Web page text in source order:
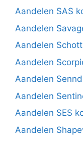
Aandelen SAS
Aandelen
Aandelen
Aandelen
Aandelen
Aandelen
Aandelen SES
Aandelen